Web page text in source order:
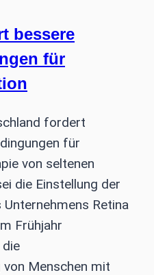
bessere
für
fordert
für
von seltenen
die Einstellung der
Retina
Frühjahr
von Menschen mit